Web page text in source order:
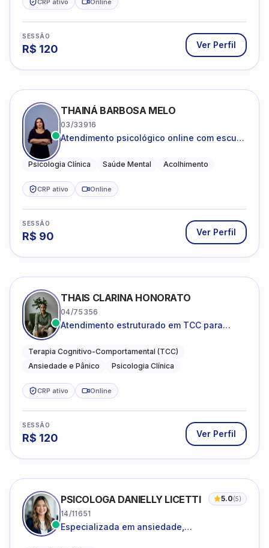
CRP ativo Online
SESSÃO
R$ 120 Ver Perfil
THAINÁ BARBOSA MELO
03/33916
Atendimento psicológico online com escuta
emocional
Psicologia Clínica Saúde Mental Acolhimento
CRP ativo Online
SESSÃO
R$ 90 Ver Perfil
THAIS CLARINA HONORATO
04/75356
Atendimento estruturado em TCC para
excessiva
Terapia Cognitivo-Comportamental (TCC)
Ansiedade e Pânico
Psicologia Clínica
CRP ativo Online
SESSÃO
R$ 120 Ver Perfil
PSICOLOGA DANIELLY LICETTI 5.0(5)
14/11651
Especializada em ansiedade,